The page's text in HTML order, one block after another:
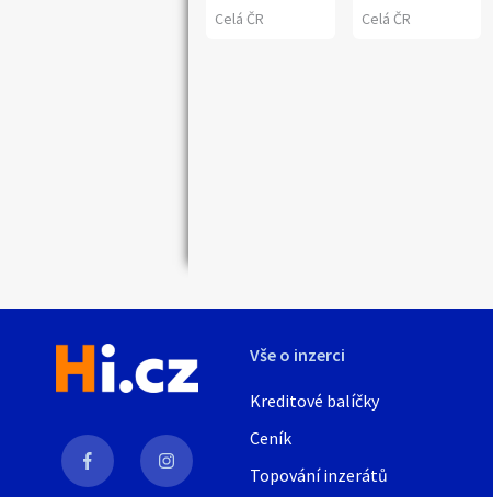
Celá ČR Celá ČR
Vše o inzerci
Kreditové balíčky
Ceník
Topování inzerátů